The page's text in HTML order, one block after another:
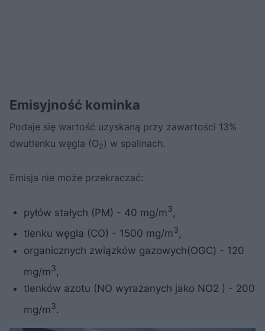
Emisyjność kominka
Podaje się wartość uzyskaną przy zawartości 13%
dwutlenku węgla (O2) w spalinach.
Emisja nie może przekraczać:
pyłów stałych (PM) - 40 mg/m3,
tlenku węgla (CO) - 1500 mg/m3,
organicznych związków gazowych(OGC) - 120
mg/m3,
tlenków azotu (NO wyrażanych jako NO2 ) - 200
mg/m3.